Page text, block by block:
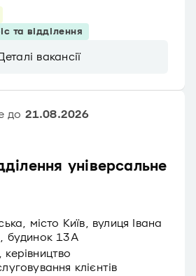
та відділення
вакансії
універсальне
до 21.08.2026
місто Київ, вулиця Івана
будинок 13А
клієнтів